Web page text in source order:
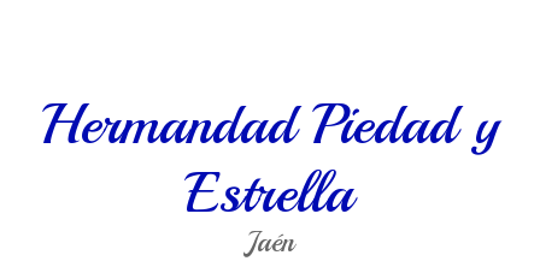
Hermandad Piedad y
Estrella
Jaén